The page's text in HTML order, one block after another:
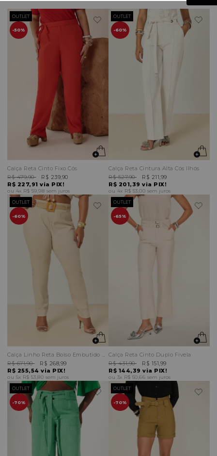
50%
OUTLET
Calça Reta Cinto Fixo Cós
R$ 227,91 via PIX!
R$ 479,90 R$ 239,90
4x R$ 59,98 sem juros
60%
OUTLET
Calça Reta Cintura Alta Cós Ilhós
R$ 201,39 via PIX!
R$ 527,90 R$ 211,99
4x R$ 53,00 sem juros
60%
OUTLET
Calça Linho Reta Bolso Embutido Cinto
R$ 255,54 via PIX!
R$ 671,90 R$ 268,99
5x R$ 53,80 sem juros
65%
OUTLET
Calça Reta Cinto Duplo Fivela
R$ 144,39 via PIX!
R$ 431,90 R$ 151,99
3x R$ 50,66 sem juros
70%
OUTLET
70%
OUTLET